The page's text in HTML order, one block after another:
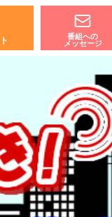
番組への
メッセージ